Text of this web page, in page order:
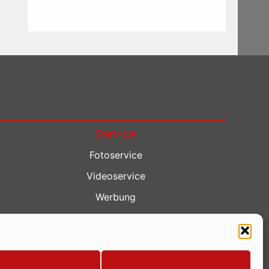
Service
Fotoservice
Videoservice
Werbung